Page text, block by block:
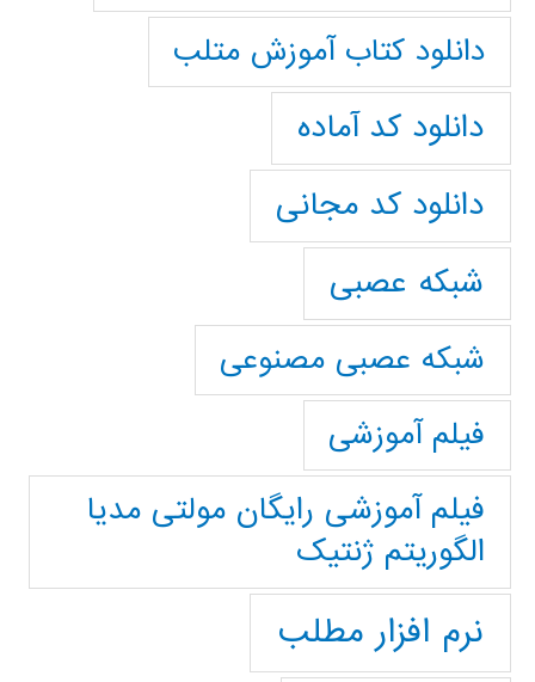
دانلود کتاب آموزش متلب
دانلود کد آماده
دانلود کد مجانی
شبکه عصبی
شبکه عصبی مصنوعی
فیلم آموزشی
فیلم آموزشی رایگان مولتی مدیا
الگوریتم ژنتیک
نرم افزار مطلب